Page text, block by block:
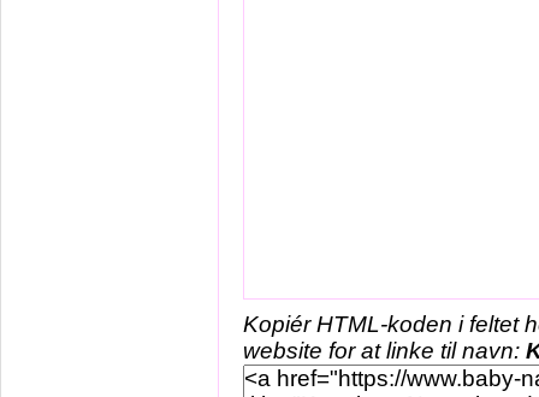
Kopiér HTML-koden i feltet
website for at linke til navn: